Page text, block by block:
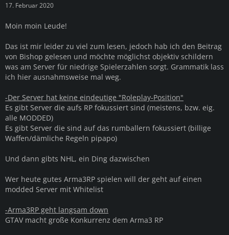
17. Februar 2020
Moin moin Leude!
Das ist mir leider zu viel zum lesen, jedoch hab ich den Beitrag
von Bishop gelesen und möchte möglichst objektiv schildern
was am Server für niedrige Spielerzahlen sorgt. Grammatik lass
ich hier ausnahmsweise mal weg.
-Der Server hat keine eindeutige "Roleplay-Position"
Es gibt Server die aufs RP fokussiert sind (meistens, bzw. eig.
alle MODDED)
Es gibt Server die sind auf das rumballern fokussiert (billige
Waffen/dämliche Regeln pipapo)
Und dann gibts NHL, ein Ding dazwischen
Wer heute gutes Arma3RP spielen will der geht auf einen
modded Server mit Whitelist
-Arma3RP geht langsam down
GTAV macht große Konkurrenz dem Arma3 RP